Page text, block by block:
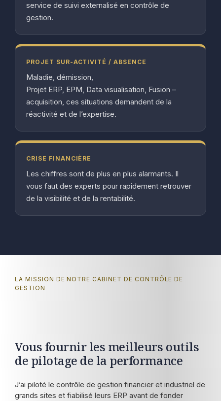
service de suivi externalisé en contrôle de
gestion.
PROJET SUR-ACTIVITÉ / ABSENCE
Maladie, démission,
Projet ERP, EPM, Data visualisation, Fusion –
acquisition, ces situations demandent de la
réactivité et de l’expertise.
CRISE FINANCIÈRE
Les chiffres sont de plus en plus alarmants. Il
vous faut des experts pour rapidement retrouver
de la visibilité et de la rentabilité.
LA MISSION DE NOTRE CABINET DE CONTRÔLE DE
GESTION
Vous fournir les meilleurs outils
de pilotage de la performance
J’ai piloté le contrôle de gestion financier et industriel de
grands sites et fiabilisé leurs ERP avant de fonder